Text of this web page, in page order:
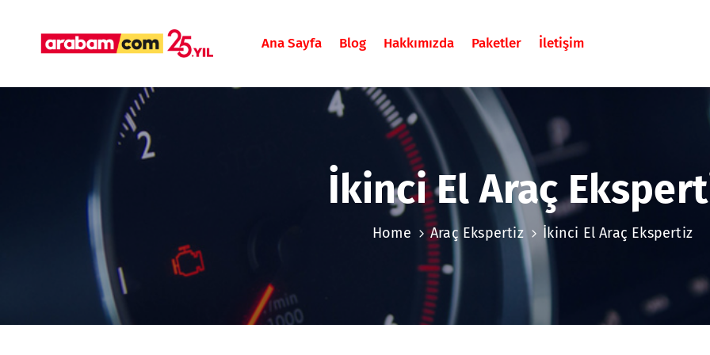
Ana Sayfa Blog Hakkımızda Paketler İletişim
İkinci El Araç
Home Araç Ekspertiz İkinci El Araç Ekspertiz